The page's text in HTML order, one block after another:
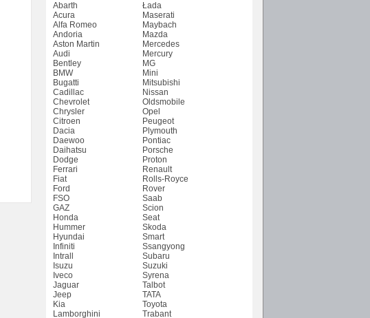
Abarth
Acura
Alfa Romeo
Andoria
Aston Martin
Audi
Bentley
BMW
Bugatti
Cadillac
Chevrolet
Chrysler
Citroen
Dacia
Daewoo
Daihatsu
Dodge
Ferrari
Fiat
Ford
FSO
GAZ
Honda
Hummer
Hyundai
Infiniti
Intrall
Isuzu
Iveco
Jaguar
Jeep
Kia
Lamborghini
Łada
Maserati
Maybach
Mazda
Mercedes
Mercury
MG
Mini
Mitsubishi
Nissan
Oldsmobile
Opel
Peugeot
Plymouth
Pontiac
Porsche
Proton
Renault
Rolls-Royce
Rover
Saab
Scion
Seat
Skoda
Smart
Ssangyong
Subaru
Suzuki
Syrena
Talbot
TATA
Toyota
Trabant